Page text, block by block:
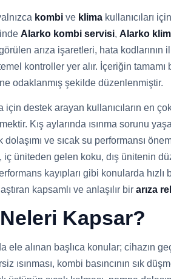
kombi ve klima kullanıcıları
Alarko kombi servisi, Alarko
arıza işaretleri, hata kodlarının
kontroller yer alır. İçeriğin tamamı
odaklanmış şekilde düzenlenmiştir.
destek arayan kullanıcıların en
Kış aylarında ısınma sorunu
dolaşımı ve sıcak su performansı
üniteden gelen koku, dış ünitenin
kayıpları gibi konularda
kapsamlı ve anlaşılır bir arıza
Kapsar?
ele alınan başlıca konular; cihazın
ısınması, kombi basıncının sık